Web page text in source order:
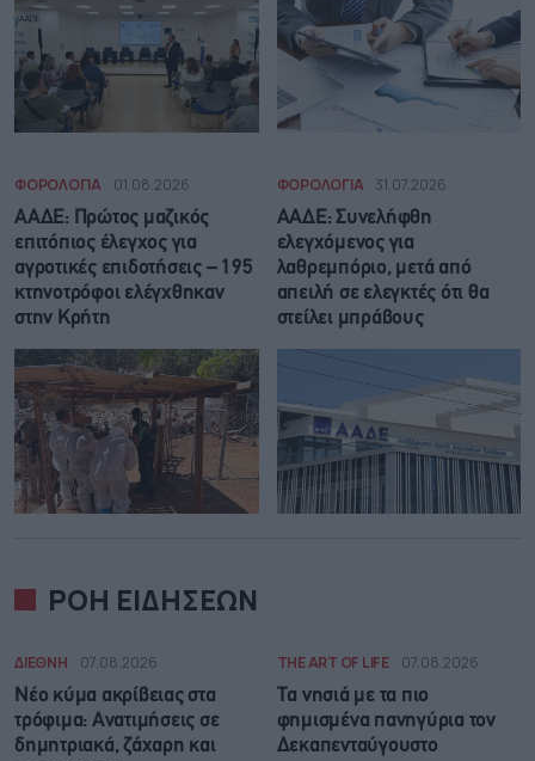
ΦΟΡΟΛΟΓΙΑ 01.08.2026
ΑΑΔΕ: Πρώτος μαζικός
επιτόπιος έλεγχος για
αγροτικές επιδοτήσεις – 195
κτηνοτρόφοι ελέγχθηκαν
στην Κρήτη
ΦΟΡΟΛΟΓΙΑ 31.07.2026
ΑΑΔΕ: Συνελήφθη
ελεγχόμενος για
λαθρεμπόριο, μετά από
απειλή σε ελεγκτές ότι θα
στείλει μπράβους
ΡΟΗ ΕΙΔΗΣΕΩΝ
ΔΙΕΘΝΗ 07.08.2026
Νέο κύμα ακρίβειας στα
τρόφιμα: Ανατιμήσεις σε
δημητριακά, ζάχαρη και
THE ART OF LIFE 07.08.2026
Τα νησιά με τα πιο
φημισμένα πανηγύρια τον
Δεκαπενταύγουστο